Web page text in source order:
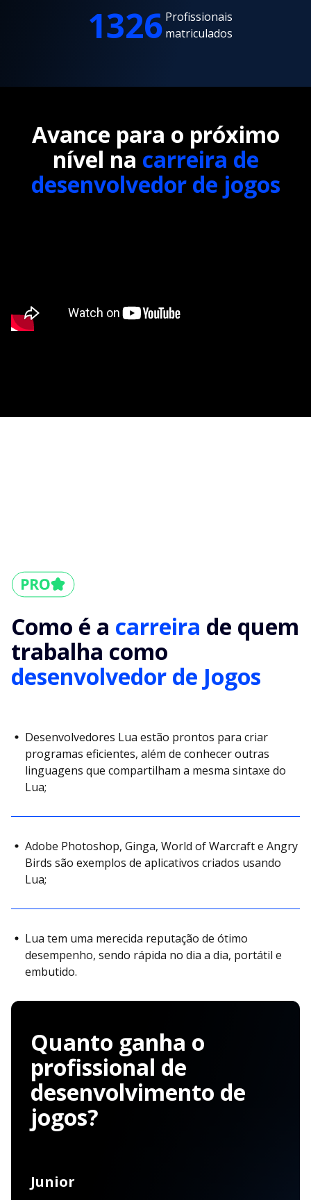
1326 Profissionais
matriculados
Avance para o próximo
nível na carreira de
desenvolvedor de jogos
Como é a carreira de quem
trabalha como
desenvolvedor de Jogos
Desenvolvedores Lua estão prontos para criar
programas eficientes, além de conhecer outras
linguagens que compartilham a mesma sintaxe do
Lua;
Adobe Photoshop, Ginga, World of Warcraft e Angry
Birds são exemplos de aplicativos criados usando
Lua;
Lua tem uma merecida reputação de ótimo
desempenho, sendo rápida no dia a dia, portátil e
embutido.
Quanto ganha o
profissional de
desenvolvimento de
jogos?
Junior